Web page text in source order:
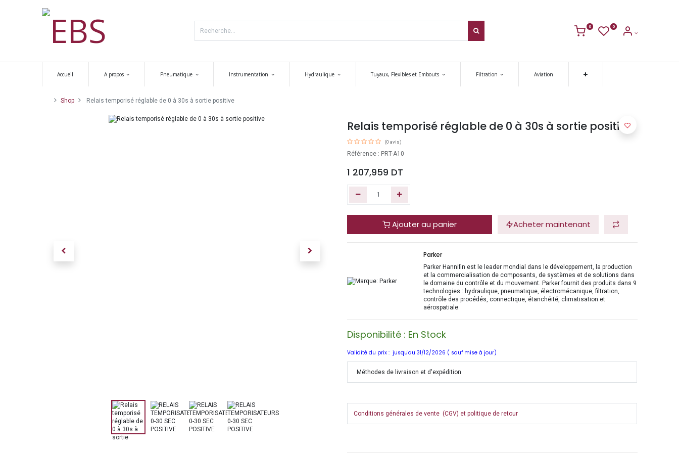
0 0
Accueil A propos Pneumatique Instrumentation Hydraulique Tuyaux, Flexibles et Embouts Filtration Aviation
Shop Relais temporisé réglable de 0 à 30s à sortie positive
Relais temporisé réglable de 0 à 30s à sortie positive
(0 avis)
Référence : PRT-A10
1 207,959 DT
Ajouter au panier Acheter maintenant
Parker
Parker Hannifin est le leader mondial dans le développement, la production
et la commercialisation de composants, de systèmes et de solutions dans
le domaine du contrôle et du mouvement. Parker fournit des produits dans 9
technologies : hydraulique, pneumatique, électromécanique, filtration,
contrôle des procédés, connectique, étanchéité, climatisation et
aérospatiale.
Disponibilité : En Stock
Validité du prix : jusqu'au 31/12/2026 ( sauf mise à jour)
Méthodes de livraison et d'expédition
Conditions générales de vente (CGV) et politique de retour